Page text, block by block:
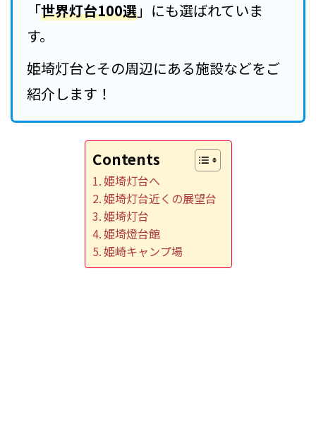
「世界灯台100選」にも選ばれていま
す。
姫埼灯台とその周辺にある施設などをご
紹介します！
Contents
姫埼灯台へ
姫埼灯台近くの展望台
姫埼灯台
姫埼燈台館
姫崎キャンプ場